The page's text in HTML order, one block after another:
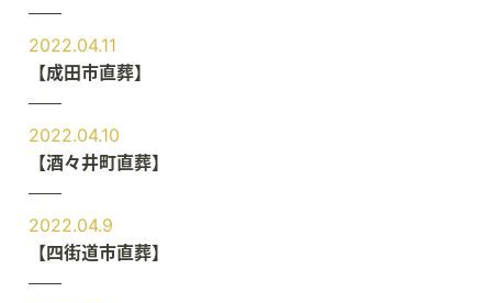
2022.04.11
【成田市直葬】
2022.04.10
【酒々井町直葬】
2022.04.9
【四街道市直葬】